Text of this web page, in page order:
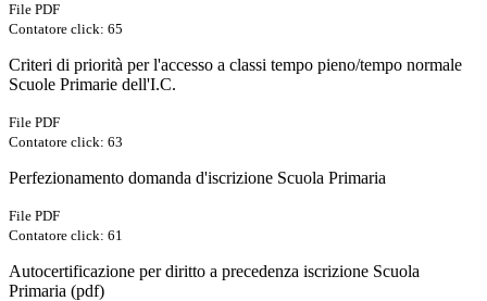
File PDF
Contatore click: 65
Criteri di priorità per l'accesso a classi tempo pieno/tempo normale
Scuole Primarie dell'I.C.
File PDF
Contatore click: 63
Perfezionamento domanda d'iscrizione Scuola Primaria
File PDF
Contatore click: 61
Autocertificazione per diritto a precedenza iscrizione Scuola
Primaria (pdf)